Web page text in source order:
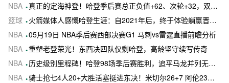
NBA 真正的定海神登！哈登季后赛总正负值+62、次轮+32，双数据领跑骑士全队
篮球
火箭媒体人感慨哈登生涯：自2021年后，终于体验躺赢晋级滋味
NBA 05月19日 NBA季后赛西部决赛G1 马刺vs雷霆直播前瞻分析
NBA 重塑老登荣光！东西决四队仅剩哈登，高龄坚守续写传奇
NBA
历史级别里程碑！哈登98场季后赛胜利，追平马龙并列无冠球员历史第一
NBA 骑士抢七4人20+大胜活塞挺进东决！米切尔26+7 阿伦23分 梅里尔23分 詹金斯17分